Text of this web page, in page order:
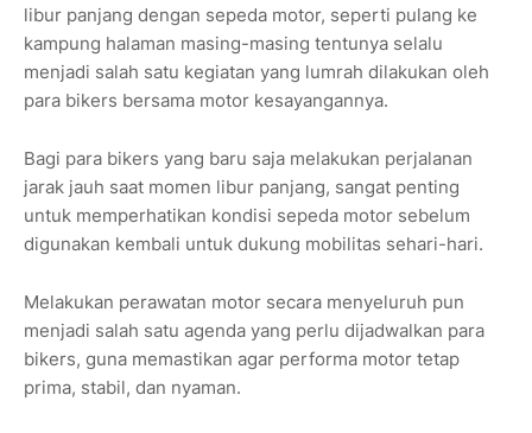
libur panjang dengan sepeda motor, seperti pulang ke
kampung halaman masing-masing tentunya selalu
menjadi salah satu kegiatan yang lumrah dilakukan oleh
para bikers bersama motor kesayangannya.
Bagi para bikers yang baru saja melakukan perjalanan
jarak jauh saat momen libur panjang, sangat penting
untuk memperhatikan kondisi sepeda motor sebelum
digunakan kembali untuk dukung mobilitas sehari-hari.
Melakukan perawatan motor secara menyeluruh pun
menjadi salah satu agenda yang perlu dijadwalkan para
bikers, guna memastikan agar performa motor tetap
prima, stabil, dan nyaman.